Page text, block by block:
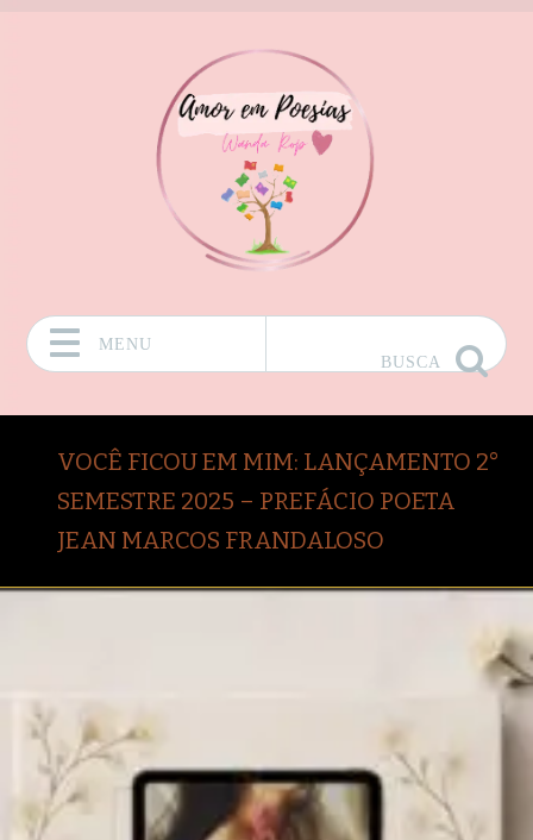
MENU
BUSCA
VOCÊ FICOU EM MIM: LANÇAMENTO 2°
SEMESTRE 2025 – PREFÁCIO POETA
JEAN MARCOS FRANDALOSO